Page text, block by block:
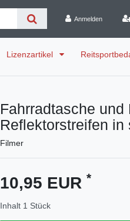
Anmelden
Lizenzartikel
Fahrradtasche
Reflektorstreifen in
Filmer
10,95 EUR *
Inhalt 1 Stück